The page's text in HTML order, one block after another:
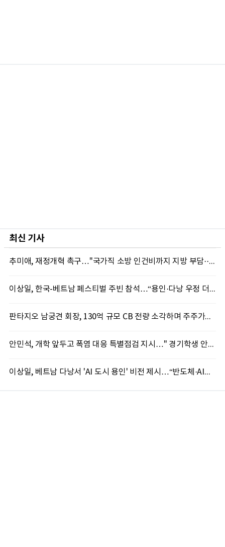
최신 기사
추미애, 재정개혁 촉구…"국가직 소방 인건비까지 지방 부담···이대로는 못 버틴다"
이상일, 한국-베트남 페스티벌 주빈 참석…“용인·다낭 우정 더 깊어질 것”
판타지오 남궁견 회장, 130억 규모 CB 전량 소각하며 주주가치 제고 박차
안민석, 개학 앞두고 폭염 대응 특별점검 지시…" 경기학생 안전 최우선"
이상일, 베트남 다낭서 'AI 도시 용인' 비전 제시…“반도체·AI로 시민 삶 바꾼다”